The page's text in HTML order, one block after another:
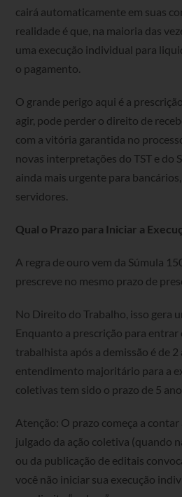
cairá automaticamente em suas
realidade é que, na maioria das
uma execução individual para
o pagamento.
O grande perigo aqui é a
agir, pode perder o direito de
com a vitória garantida no
novas interpretações do TST e do
ainda mais urgente para
servidores.
Qual o Prazo para Iniciar a
A regra de ouro vem da Súmula
prescreve no mesmo prazo de
No Direito do Trabalho, isso gera
Enquanto a prescrição para entrar
trabalhista após a demissão é de 2
entendimento majoritário para a
coletivas tem sido o prazo de 5
Atenção: O prazo começa a
julgado da ação coletiva (quando
ou da publicação de editais
você não iniciar sua execução